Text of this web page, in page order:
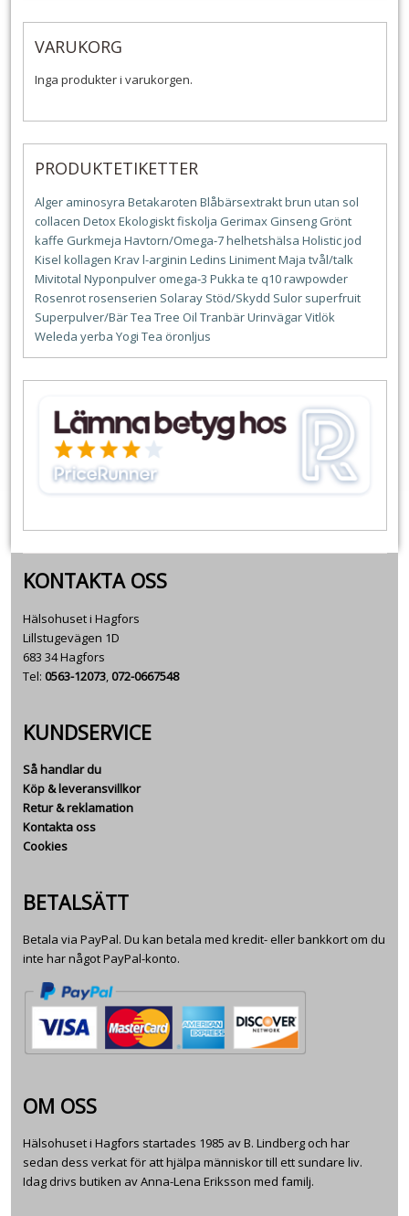
VARUKORG
Inga produkter i varukorgen.
PRODUKTETIKETTER
Alger aminosyra Betakaroten Blåbärsextraktbrun utan sol
collacen DetoxEkologisktfiskolja Gerimax Ginseng Grönt
kaffe Gurkmeja Havtorn/Omega-7helhetshälsa Holisticjod
Kisel kollagen Kravl-arginin Ledins LinimentMaja tvål/talk
Mivitotal Nyponpulver omega-3 Pukka te q10rawpowder
Rosenrotrosenserien Solaray Stöd/Skydd Sulor superfruit
Superpulver/BärTea Tree Oil TranbärUrinvägarVitlök
Weleda yerba Yogi Tea öronljus
KONTAKTA OSS
Hälsohuset i Hagfors
Lillstugevägen 1D
683 34 Hagfors
Tel: 0563-12073,072-0667548
KUNDSERVICE
Så handlar du
Köp & leveransvillkor
Retur & reklamation
Kontakta oss
Cookies
BETALSÄTT
Betala via PayPal. Du kan betala med kredit- eller bankkort om du
inte har något PayPal-konto.
OM OSS
Hälsohuset i Hagfors startades 1985 av B. Lindberg och har
sedan dess verkat för att hjälpa människor till ett sundare liv.
Idag drivs butiken av Anna-Lena Eriksson med familj.